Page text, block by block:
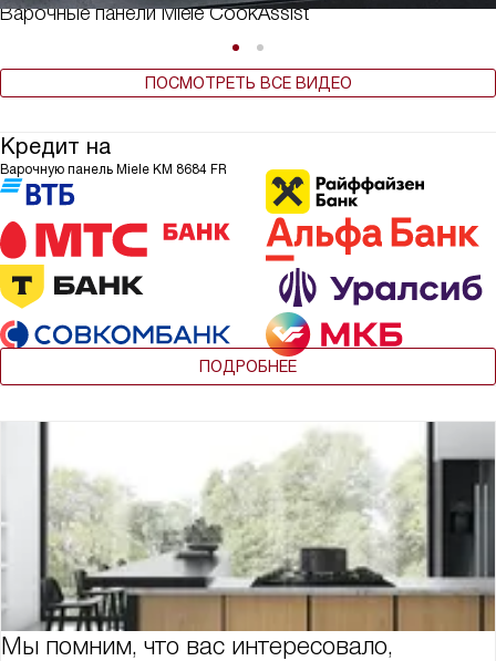
Варочные панели Miele CookAssist
ПОСМОТРЕТЬ ВСЕ ВИДЕО
Кредит на
Варочную панель Miele KM 8684 FR
ПОДРОБНЕЕ
Мы помним, что вас интересовало,